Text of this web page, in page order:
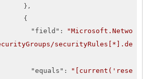
"field" :
"Microsoft.Netwo
securityRules[*].de
"equals" :
"[current('rese